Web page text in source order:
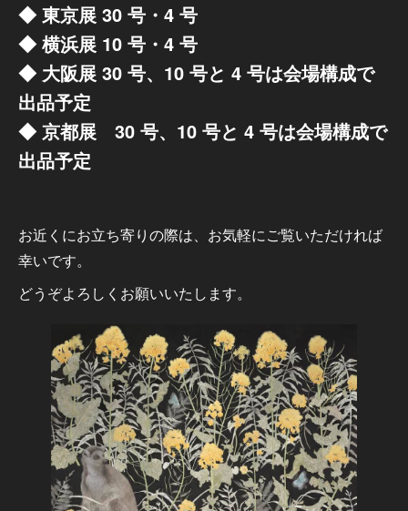
◆ 東京展 30 号・4 号
◆ 横浜展 10 号・4 号
◆ 大阪展 30 号、10 号と 4 号は会場構成で
出品予定
◆ 京都展 30 号、10 号と 4 号は会場構成で
出品予定
お近くにお立ち寄りの際は、お気軽にご覧いただければ
幸いです。
どうぞよろしくお願いいたします。